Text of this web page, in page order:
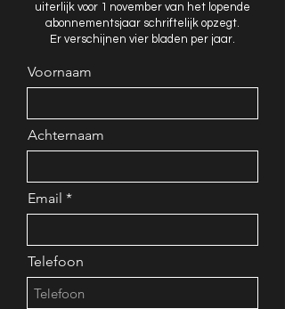
uiterlijk voor 1 november van het lopende
abonnementsjaar schriftelijk opzegt.
Er verschijnen vier bladen per jaar.
Voornaam
Achternaam
Email
Telefoon